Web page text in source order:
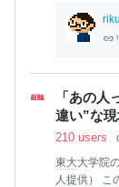
ア文庫) 作
人で過ごす
花火をした
いじゃん」
「あの
違い”な
210 users
東大大学院
人提供） こ